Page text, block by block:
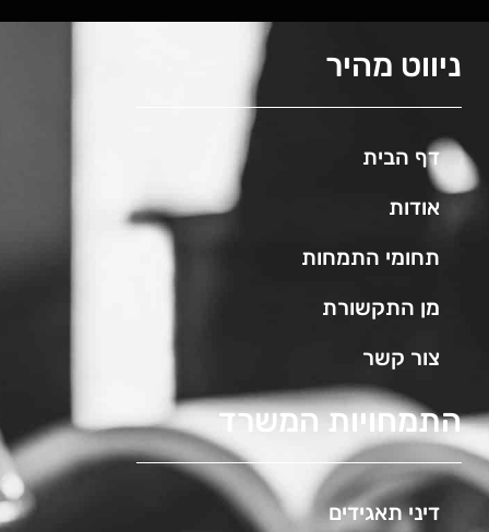
ניווט מהיר
דף הבית
אודות
תחומי התמחות
מן התקשורת
צור קשר
התמחויות המשרד
דיני תאגידים